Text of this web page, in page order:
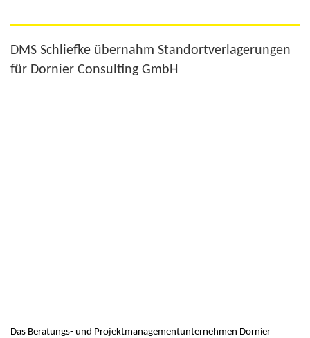
DMS Schliefke übernahm Standortverlagerungen
für Dornier Consulting GmbH
Das Beratungs- und Projektmanagementunternehmen Dornier